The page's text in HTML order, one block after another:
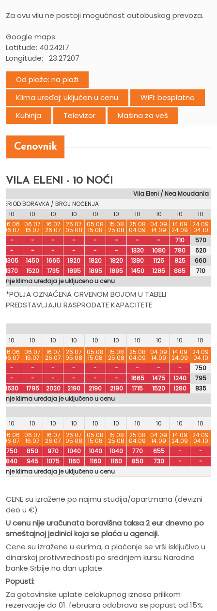
Za ovu vilu ne postoji mogućnost autobuskog prevoza.
Google maps:
Latitude: 40.24217
Longitude: 23.27207
Od plaže: na plaži
Klima uređaj: uključen u cenu
WiFi: besplatno
Kuhinja
Televizor Mašina za veš
Cenovnik
VILA ELENI - 10 NOĆI
Vila Eleni / Nea Moudania
PERIOD BORAVKA / BROJ NOĆENJA
10
10 10 10 10 10 10 10 10
10
26.06
06.07
06.07
16.07
16.07
26.07
26.07
05.08
05.08
15.08
15.08
25.08
25.08
04.09
04.09
14.09
14.09
24.09
24.09
04.10
-
- - - - - - - 710
570
-
- - - - - 1330 1080 780
620
1305
1450 1665 1820 1820 1820 1380 1125 825
660
1370
1520 1735 1895 1895 1895 1450 1285 885
710
klima uređaja je uključeno u cenu
*POLJA OZNAČENA CRVENOM BOJOM U TABELI
PREDSTAVLJAJU RASPRODATE KAPACITETE
10 10 10 10 10 10 10 10 10
10
26.06
06.07
06.07
16.07
16.07
26.07
26.07
05.08
05.08
15.08
15.08
25.08
25.08
04.09
04.09
14.09
14.09
24.09
24.09
04.10
-
- - - - - - - -
750
-
- - - - - 1665 1475 1240
795
1630
1795 2020 2190 2190 2190 1715 1520 1280
835
klima uređaja je uključeno u cenu
10 10 10 10 10 10 10 10 10
10
26.06
06.07
06.07
16.07
16.07
26.07
26.07
05.08
05.08
15.08
15.08
25.08
25.08
04.09
04.09
14.09
14.09
24.09
24.09
04.10
750
850 970 1040 1040 1040 770 655 -
-
840
945 1075 1160 1160 1160 850 730 -
-
klima uređaja je uključeno u cenu
CENE su izražene po najmu studija/apartmana (devizni
deo u €)
U cenu nije uračunata boravišna taksa 2 eur dnevno po
smeštajnoj jedinici koja se plaća u agenciji.
Cene su izražene u eurima, a plaćanje se vrši isključivo u
dinarskoj protivvrednosti po srednjem kursu Narodne
banke Srbije na dan uplate
Popusti:
Za gotovinske uplate celokupnog iznosa prilikom
rezervacije do 01. februara odobrava se popust od 15%